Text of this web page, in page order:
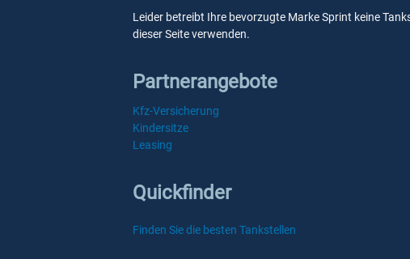
Leider betreibt Ihre bevorzugte Marke Sprint keine
dieser Seite verwenden.
Partnerangebote
Kfz-Versicherung
Kindersitze
Leasing
Quickfinder
Finden Sie die besten Tankstellen